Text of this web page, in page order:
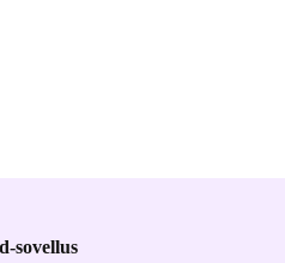
sovellus